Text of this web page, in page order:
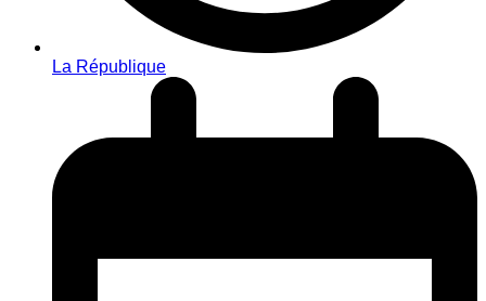
La République